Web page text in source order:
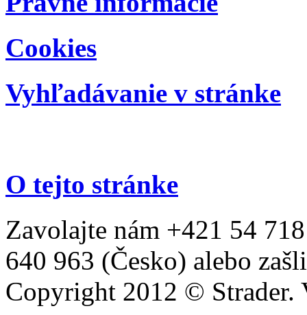
Cookies
Vyhľadávanie v stránke
O tejto stránke
Zavolajte nám +421 54
640 963 (Česko) alebo
Copyright 2012 © Strader.